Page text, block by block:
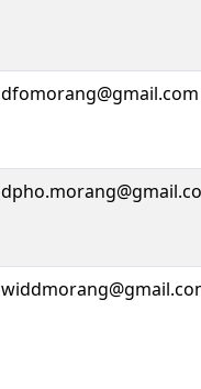
dfomorang@gmail.com